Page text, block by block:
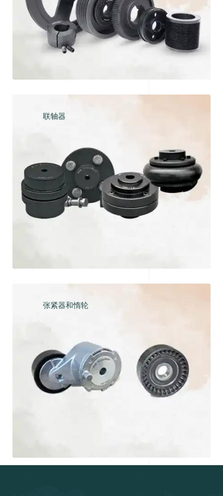
联轴器
探索
张紧器和惰轮
探索